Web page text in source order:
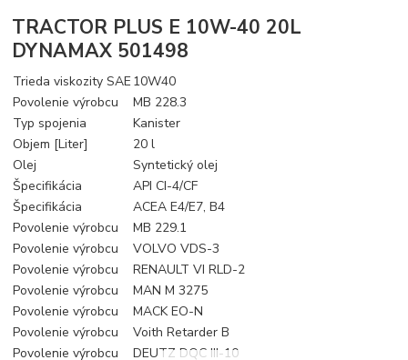
TRACTOR PLUS E 10W-40 20L
DYNAMAX 501498
Trieda viskozity SAE 10W40
Povolenie výrobcu
MB 228.3
Typ spojenia
Kanister
Objem [Liter]
20 l
Olej
Syntetický olej
Špecifikácia
API CI-4/CF
Špecifikácia
ACEA E4/E7, B4
Povolenie výrobcu
MB 229.1
Povolenie výrobcu
VOLVO VDS-3
Povolenie výrobcu
RENAULT VI RLD-2
Povolenie výrobcu
MAN M 3275
Povolenie výrobcu
MACK EO-N
Povolenie výrobcu
Voith Retarder B
Povolenie výrobcu
DEUTZ DQC III-10